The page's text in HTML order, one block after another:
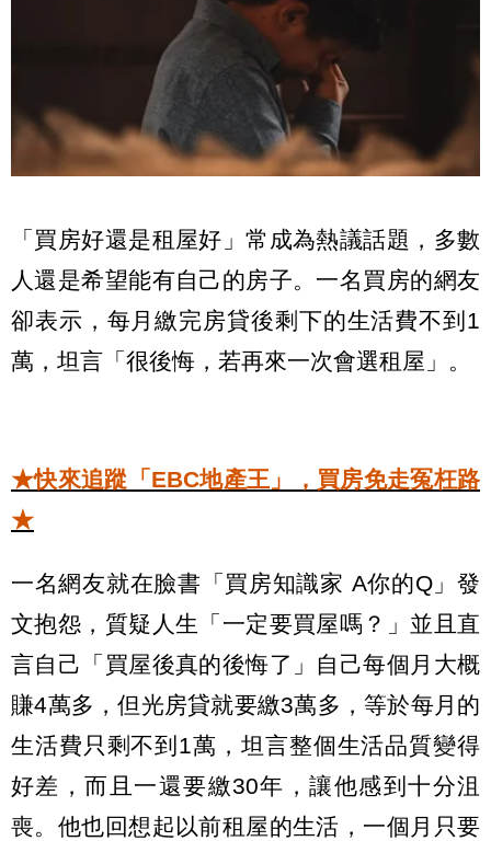
「買房好還是租屋好」常成為熱議話題，多數
人還是希望能有自己的房子。一名買房的網友
卻表示，每月繳完房貸後剩下的生活費不到1
萬，坦言「很後悔，若再來一次會選租屋」。
★快來追蹤「EBC地產王」，買房免走冤枉路
★
一名網友就在臉書「買房知識家 A你的Q」發
文抱怨，質疑人生「一定要買屋嗎？」並且直
言自己「買屋後真的後悔了」自己每個月大概
賺4萬多，但光房貸就要繳3萬多，等於每月的
生活費只剩不到1萬，坦言整個生活品質變得
好差，而且一還要繳30年，讓他感到十分沮
喪。他也回想起以前租屋的生活，一個月只要